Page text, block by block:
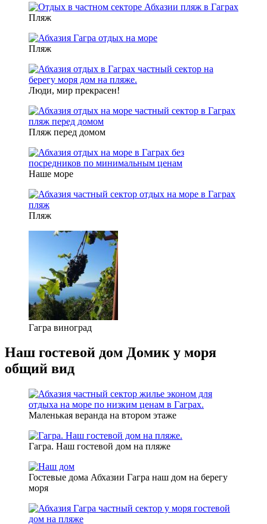
Пляж
Пляж
Люди, мир прекрасен!
Пляж перед домом
Наше море
Пляж
Гагра виноград
Наш гостевой дом Домик у моря
общий вид
Маленькая веранда на втором этаже
Гагра. Наш гостевой дом на пляже
Гостевые дома Абхазии Гагра наш дом на берегу
моря